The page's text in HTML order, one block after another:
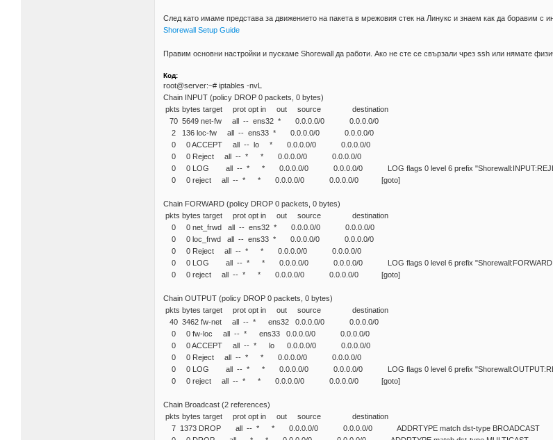
След като имаме представа за движението на пакета в мрежовия стек на Линукс и знаем как да боравим
Shorewall Setup Guide
Правим основни настройки и пускаме Shorewall да работи. Ако не сте се свързали чрез ssh или нямате
Код:
root@server:~# iptables -nvL
Chain INPUT (policy DROP 0 packets, 0 bytes)
pkts bytes target prot opt in out source destination
70 5649 net-fw all -- ens32 * 0.0.0.0/0 0.0.0.0/0
2 136 loc-fw all -- ens33 * 0.0.0.0/0 0.0.0.0/0
0 0 ACCEPT all -- lo * 0.0.0.0/0 0.0.0.0/0
0 0 Reject all -- * * 0.0.0.0/0 0.0.0.0/0
0 0 LOG all -- * * 0.0.0.0/0 0.0.0.0/0 LOG flags 0 level 6 prefix
0 0 reject all -- * * 0.0.0.0/0 0.0.0.0/0 [goto]
Chain FORWARD (policy DROP 0 packets, 0 bytes)
pkts bytes target prot opt in out source destination
0 0 net_frwd all -- ens32 * 0.0.0.0/0 0.0.0.0/0
0 0 loc_frwd all -- ens33 * 0.0.0.0/0 0.0.0.0/0
0 0 Reject all -- * * 0.0.0.0/0 0.0.0.0/0
0 0 LOG all -- * * 0.0.0.0/0 0.0.0.0/0 LOG flags 0 level 6 prefix
0 0 reject all -- * * 0.0.0.0/0 0.0.0.0/0 [goto]
Chain OUTPUT (policy DROP 0 packets, 0 bytes)
pkts bytes target prot opt in out source destination
40 3462 fw-net all -- * ens32 0.0.0.0/0 0.0.0.0/0
0 0 fw-loc all -- * ens33 0.0.0.0/0 0.0.0.0/0
0 0 ACCEPT all -- * lo 0.0.0.0/0 0.0.0.0/0
0 0 Reject all -- * * 0.0.0.0/0 0.0.0.0/0
0 0 LOG all -- * * 0.0.0.0/0 0.0.0.0/0 LOG flags 0 level 6 prefix
0 0 reject all -- * * 0.0.0.0/0 0.0.0.0/0 [goto]
Chain Broadcast (2 references)
pkts bytes target prot opt in out source destination
7 1373 DROP all -- * * 0.0.0.0/0 0.0.0.0/0 ADDRTYPE match dst-type BROADCAST